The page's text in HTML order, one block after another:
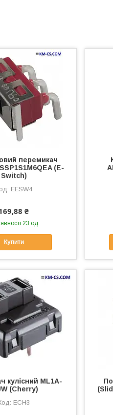
перемикач
(E-
Switch)
EESW4
₴
23 од.
Купити
кулісний ML1A-
(Cherry)
ECH3